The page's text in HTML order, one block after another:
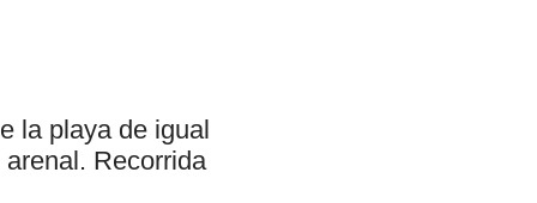
la playa de igual
Recorrida